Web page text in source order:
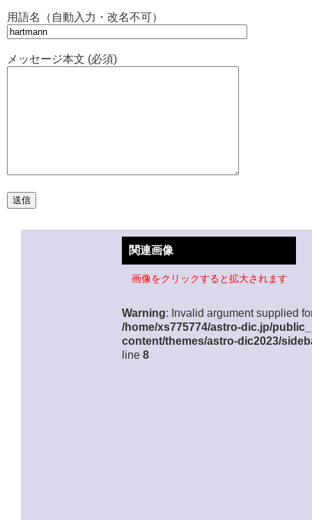
用語名（自動入力・改名不可）
メッセージ本文 (必須)
関連画像
画像をクリックすると拡大されます
Warning: Invalid argument supplied
/home/xs775774/astro-dic.jp/
content/themes/astro-dic2023/
line 8